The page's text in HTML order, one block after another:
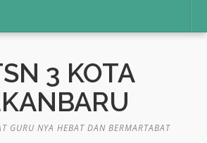
3 KOTA
GURU NYA HEBAT DAN BERMARTABAT